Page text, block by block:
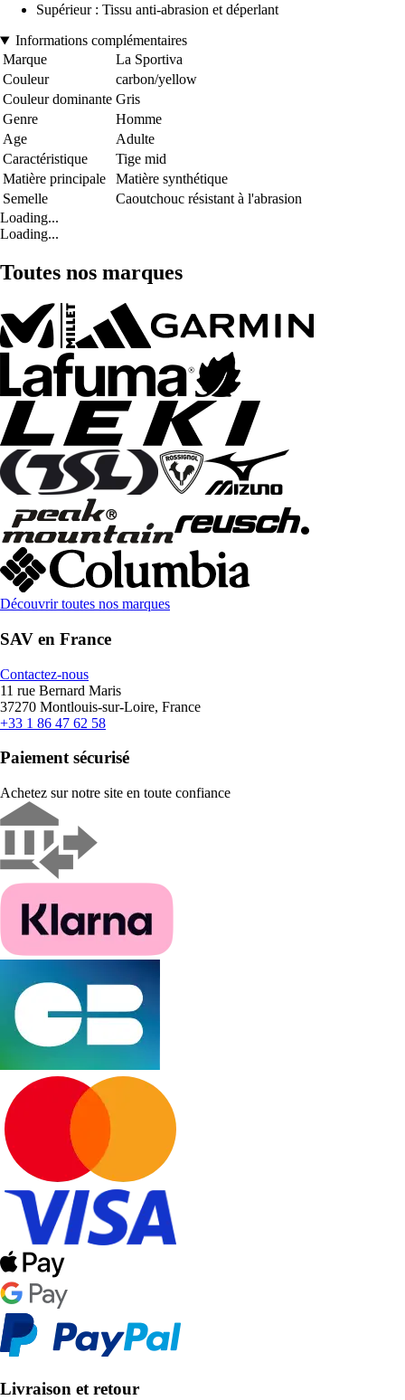
Supérieur : Tissu anti-abrasion et déperlant
Informations complémentaires
Marque
La Sportiva
Couleur
carbon/yellow
Couleur dominante Gris
Genre
Homme
Age
Adulte
Caractéristique
Tige mid
Matière principale
Matière synthétique
Semelle
Caoutchouc résistant à l'abrasion
Loading...
Loading...
Toutes nos marques
Découvrir toutes nos marques
SAV en France
Contactez-nous
11 rue Bernard Maris
37270 Montlouis-sur-Loire, France
+33 1 86 47 62 58
Paiement sécurisé
Achetez sur notre site en toute confiance
Livraison et retour